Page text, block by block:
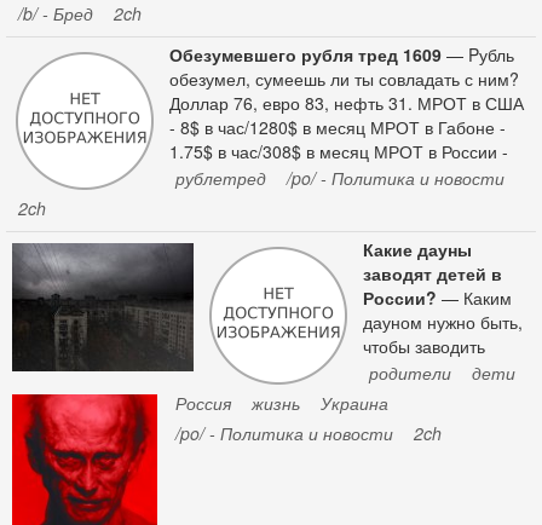
sample, напр. отсюда
https://soundcloud.com/freehiphopbeatsfo
ryou 3) Рэпчина тащит такая, шо еле
сидишь ыхыхых Новый уровень
/b/ - Бред
2ch
Обезумевшего рубля тред 1609 — Pубль
обезумел, сумеешь ли ты совладать с ним?
Доллар 76, евро 83, нефть 31. МРОТ в США
- 8$ в час/1280$ в месяц МРОТ в Габоне -
1.75$ в час/308$ в месяц МРОТ в России -
0.53$ в час/86$ в месяц Продолжаем
1600 тредов слитого впустую бюджета,
тысячи свечей и сотни ЗВР. Выясняем, где
скрываются жидорептилоиды, почему соснут
все, кроме нас, как проебать 15 лет
СТАБИЛЬНОСТИ меньше чем за г
рублетред
/po/ - Политика и новости
2ch
Какие дауны
заводят детей в
России? — Каким
дауном нужно быть,
чтобы заводить
детей в России?
родители
дети
Россия
жизнь
Украина
/po/ - Политика и новости
2ch